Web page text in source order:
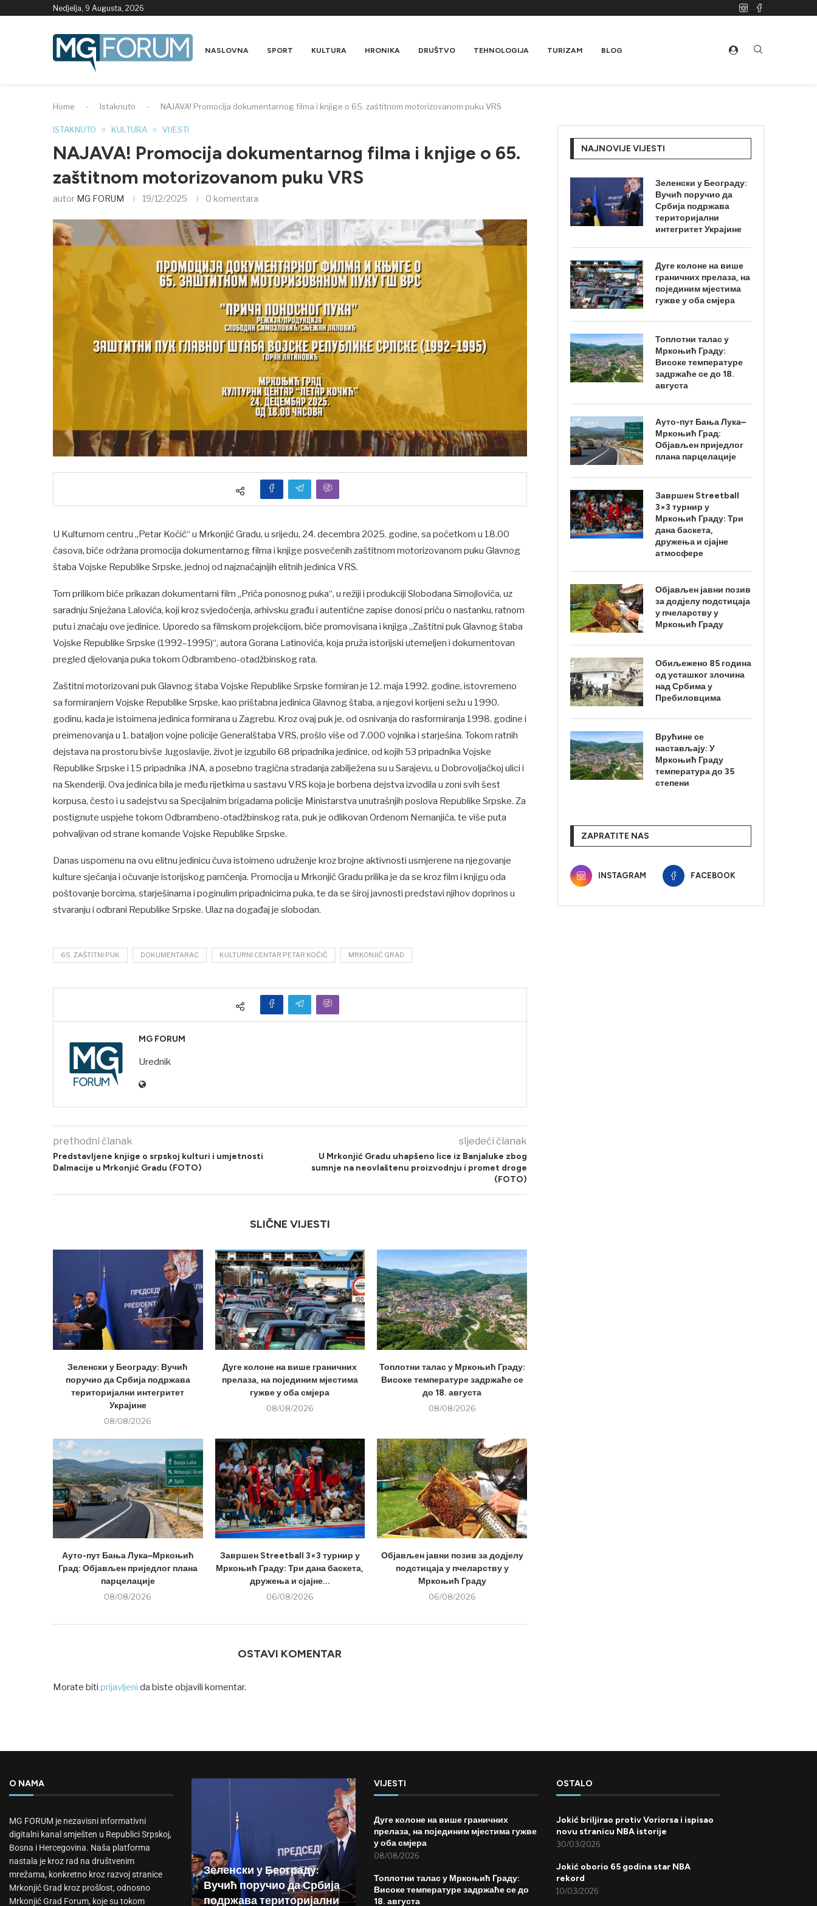
Nedjelja, 9 Augusta, 2026
NASLOVNA SPORT KULTURA HRONIKA DRUŠTVO TEHNOLOGIJA TURIZAM BLOG
Home - Istaknuto - NAJAVA! Promocija dokumentarnog filma i knjige o 65. zaštitnom motorizovanom puku VRS
ISTAKNUTO KULTURA VIJESTI
NAJAVA! Promocija dokumentarnog filma i knjige o 65.
zaštitnom motorizovanom puku VRS
autor MG FORUM 19/12/2025 0 komentara
U Kulturnom centru „Petar Kočić“ u Mrkonjić Gradu, u srijedu, 24. decembra 2025. godine, sa početkom u 18.00
časova, biće održana promocija dokumentarnog filma i knjige posvećenih zaštitnom motorizovanom puku Glavnog
štaba Vojske Republike Srpske, jednoj od najznačajnijih elitnih jedinica VRS.
Tom prilikom biće prikazan dokumentarni film „Priča ponosnog puka“, u režiji i produkciji Slobodana Simojlovića, uz
saradnju Snježana Lalovića, koji kroz svjedočenja, arhivsku građu i autentične zapise donosi priču o nastanku, ratnom
putu i značaju ove jedinice. Uporedo sa filmskom projekcijom, biće promovisana i knjiga „Zaštitni puk Glavnog štaba
Vojske Republike Srpske (1992–1995)“, autora Gorana Latinovića, koja pruža istorijski utemeljen i dokumentovan
pregled djelovanja puka tokom Odbrambeno-otadžbinskog rata.
Zaštitni motorizovani puk Glavnog štaba Vojske Republike Srpske formiran je 12. maja 1992. godine, istovremeno
sa formiranjem Vojske Republike Srpske, kao prištabna jedinica Glavnog štaba, a njegovi korijeni sežu u 1990.
godinu, kada je istoimena jedinica formirana u Zagrebu. Kroz ovaj puk je, od osnivanja do rasformiranja 1998. godine i
preimenovanja u 1. bataljon vojne policije Generalštaba VRS, prošlo više od 7.000 vojnika i starješina. Tokom ratnih
dejstava na prostoru bivše Jugoslavije, život je izgubilo 68 pripadnika jedinice, od kojih 53 pripadnika Vojske
Republike Srpske i 15 pripadnika JNA, a posebno tragična stradanja zabilježena su u Sarajevu, u Dobrovoljačkoj ulici i
na Skenderiji. Ova jedinica bila je među rijetkima u sastavu VRS koja je borbena dejstva izvodila u zoni svih šest
korpusa, često i u sadejstvu sa Specijalnim brigadama policije Ministarstva unutrašnjih poslova Republike Srpske. Za
postignute uspjehe tokom Odbrambeno-otadžbinskog rata, puk je odlikovan Ordenom Nemanjića, te više puta
pohvaljivan od strane komande Vojske Republike Srpske.
Danas uspomenu na ovu elitnu jedinicu čuva istoimeno udruženje kroz brojne aktivnosti usmjerene na njegovanje
kulture sjećanja i očuvanje istorijskog pamćenja. Promocija u Mrkonjić Gradu prilika je da se kroz film i knjigu oda
poštovanje borcima, starješinama i poginulim pripadnicima puka, te da se široj javnosti predstavi njihov doprinos u
stvaranju i odbrani Republike Srpske. Ulaz na događaj je slobodan.
65. ZAŠTITNI PUK DOKUMENTARAC KULTURNI CENTAR PETAR KOČIĆ MRKONJIĆ GRAD
MG FORUM
Urednik
prethodni članak
Predstavljene knjige o srpskoj kulturi i umjetnosti
Dalmacije u Mrkonjić Gradu (FOTO)
sljedeći članak
U Mrkonjić Gradu uhapšeno lice iz Banjaluke zbog
sumnje na neovlaštenu proizvodnju i promet droge
(FOTO)
SLIČNE VIJESTI
Зеленски у Београду: Вучић
поручио да Србија подржава
територијални интегритет
Украјине
08/08/2026
Дуге колоне на више граничних
прелаза, на појединим мјестима
гужве у оба смјера
08/08/2026
Топлотни талас у Мркоњић Граду:
Високе температуре задржаће се
до 18. августа
08/08/2026
Ауто-пут Бања Лука–Мркоњић
Град: Објављен приједлог плана
парцелације
08/08/2026
Завршен Streetball 3×3 турнир у
Мркоњић Граду: Три дана баскета,
дружења и сјајне...
06/08/2026
Објављен јавни позив за додјелу
подстицаја у пчеларству у
Мркоњић Граду
06/08/2026
OSTAVI KOMENTAR
Morate biti prijavljeni da biste objavili komentar.
NAJNOVIJE VIJESTI
Зеленски у Београду:
Вучић поручио да
Србија подржава
територијални
интегритет Украјине
Дуге колоне на више
граничних прелаза, на
појединим мјестима
гужве у оба смјера
Топлотни талас у
Мркоњић Граду:
Високе температуре
задржаће се до 18.
августа
Ауто-пут Бања Лука–
Мркоњић Град:
Објављен приједлог
плана парцелације
Завршен Streetball
3×3 турнир у
Мркоњић Граду: Три
дана баскета,
дружења и сјајне
атмосфере
Објављен јавни позив
за додјелу подстицаја
у пчеларству у
Мркоњић Граду
Обиљежено 85 година
од усташког злочина
над Србима у
Пребиловцима
Врућине се
настављају: У
Мркоњић Граду
температура до 35
степени
ZAPRATITE NAS
INSTAGRAM FACEBOOK
O NAMA
MG FORUM je nezavisni informativni
digitalni kanal smješten u Republici Srpskoj,
Bosna i Hercegovina. Naša platforma
nastala je kroz rad na društvenim
mrežama, konkretno kroz razvoj stranice
Mrkonjić Grad kroz prošlost, odnosno
Mrkonjić Grad Forum, koje su tokom
Зеленски у Београду:
Вучић поручио да Србија
подржава територијални
VIJESTI
Дуге колоне на више граничних
прелаза, на појединим мјестима гужве
у оба смјера
08/08/2026
Топлотни талас у Мркоњић Граду:
Високе температуре задржаће се до
18. августа
OSTALO
Jokić briljirao protiv Voriorsa i ispisao
novu stranicu NBA istorije
30/03/2026
Jokić oborio 65 godina star NBA
rekord
10/03/2026